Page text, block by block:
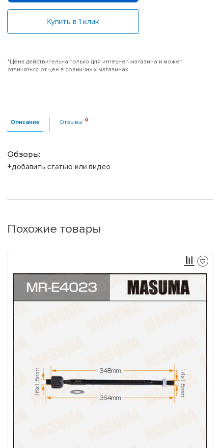
Купить в 1 клик
*Цена действительна только для интернет-магазина и может
отличаться от цен в розничных магазинах
Описание Отзывы
Обзоры:
+добавить статью или видео
Похожие товары